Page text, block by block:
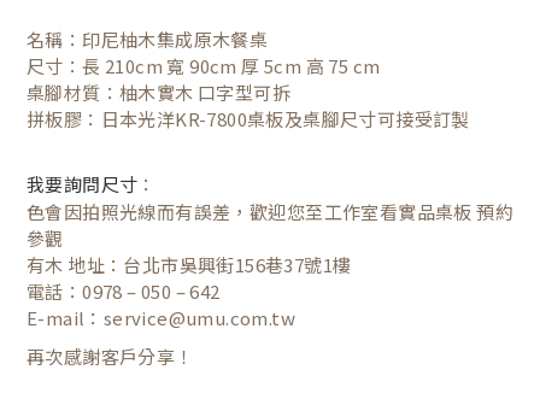
名稱：印尼柚木集成原木餐桌
尺寸：長 210cm 寬 90cm 厚 5cm 高 75 cm
桌腳材質：柚木實木 口字型可拆
拼板膠：日本光洋KR-7800桌板及桌腳尺寸可接受訂製
我要詢問尺寸 ：
色會因拍照光線而有誤差，歡迎您至工作室看實品桌板 預約
參觀
有木 地址：台北市吳興街156巷37號1樓
電話：0978 – 050 – 642
E-mail：service@umu.com.tw
再次感謝客戶分享！